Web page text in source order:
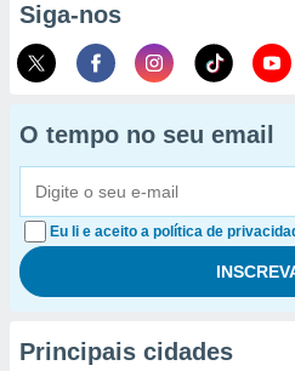
Siga-nos
O tempo no seu email
Eu li e aceito a política de
Principais cidades